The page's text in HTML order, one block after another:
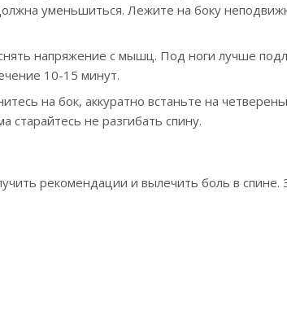
уменьшиться. Лежите на боку
напряжение с мышц. Под ноги лучше
10-15 минут.
на бок, аккуратно встаньте на
не разгибать спину.
рекомендации и вылечить боль в спине.